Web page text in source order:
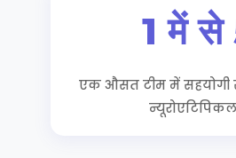
1 में से
एक औसत टीम में सहयोगी